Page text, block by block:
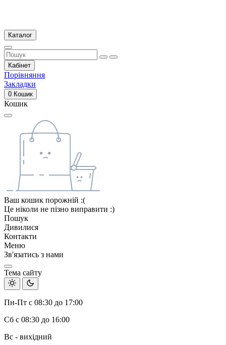
Каталог
Кабінет
Порівняння
Закладки
0 Кошик
Кошик
Ваш кошик порожній :(
Це ніколи не пізно виправити :)
Пошук
Дивилися
Контакти
Меню
Зв'язатись з нами
Тема сайту
Пн-Пт с 08:30 до 17:00
Сб с 08:30 до 16:00
Вс - вихідний